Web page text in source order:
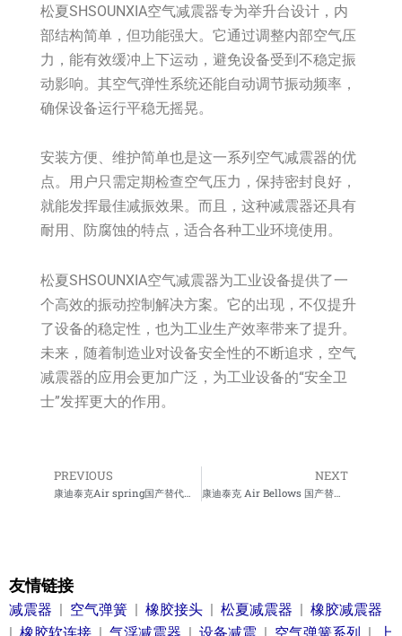
松夏SHSOUNXIA空气减震器专为举升台设计，内
部结构简单，但功能强大。它通过调整内部空气压
力，能有效缓冲上下运动，避免设备受到不稳定振
动影响。其空气弹性系统还能自动调节振动频率，
确保设备运行平稳无摇晃。
安装方便、维护简单也是这一系列空气减震器的优
点。用户只需定期检查空气压力，保持密封良好，
就能发挥最佳减振效果。而且，这种减震器还具有
耐用、防腐蚀的特点，适合各种工业环境使用。
松夏SHSOUNXIA空气减震器为工业设备提供了一
个高效的振动控制解决方案。它的出现，不仅提升
了设备的稳定性，也为工业生产效率带来了提升。
未来，随着制造业对设备安全性的不断追求，空气
减震器的应用会更加广泛，为工业设备的“安全卫
士”发挥更大的作用。
Prev
PREVIOUS NEXT
康迪泰克 Air Bellows 国产替代厂家
友情链接
减震器 | 空气弹簧 | 橡胶接头 | 松夏减震器 | 橡胶减震器